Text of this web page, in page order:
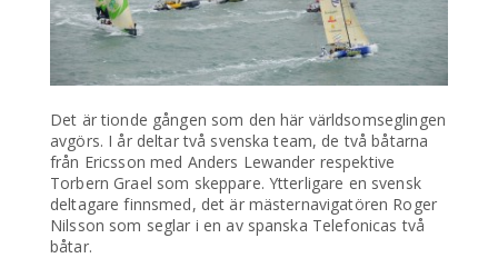
Det är tionde gången som den här världsomseglingen
avgörs. I år deltar två svenska team, de två båtarna
från Ericsson med Anders Lewander respektive
Torbern Grael som skeppare. Ytterligare en svensk
deltagare finnsmed, det är mästernavigatören Roger
Nilsson som seglar i en av spanska Telefonicas två
båtar.